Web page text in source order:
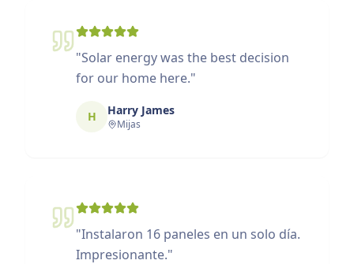
"Solar energy was the best decision
for our home here."
H Harry James
Mijas
"Instalaron 16 paneles en un solo día.
Impresionante."